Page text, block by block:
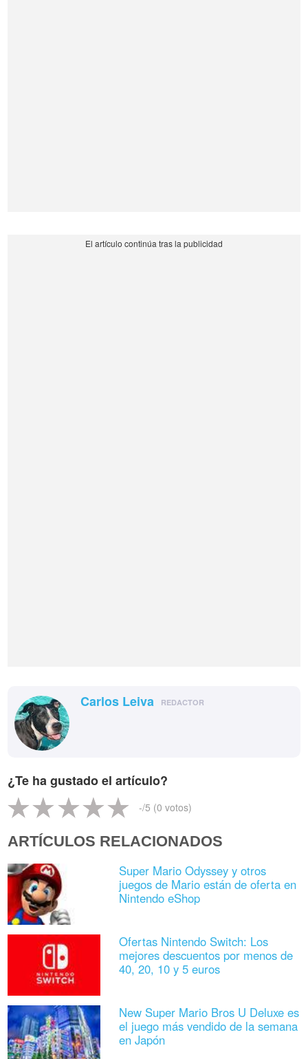
Carlos Leiva REDACTOR
¿Te ha gustado el artículo?
-/5 (0 votos)
ARTÍCULOS RELACIONADOS
Super Mario Odyssey y otros
juegos de Mario están de oferta en
Nintendo eShop
Ofertas Nintendo Switch: Los
mejores descuentos por menos de
40, 20, 10 y 5 euros
New Super Mario Bros U Deluxe es
el juego más vendido de la semana
en Japón